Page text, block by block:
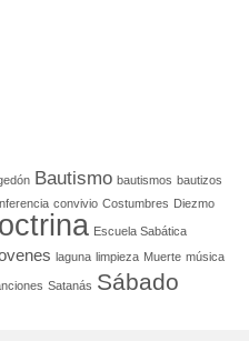
Bautismo bautismos bautizos
convivio Costumbres Diezmo
Escuela Sabática
laguna limpieza Muerte música
Satanás Sábado